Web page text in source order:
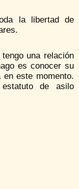
la libertad de
una relación
es conocer su
este momento.
de asilo